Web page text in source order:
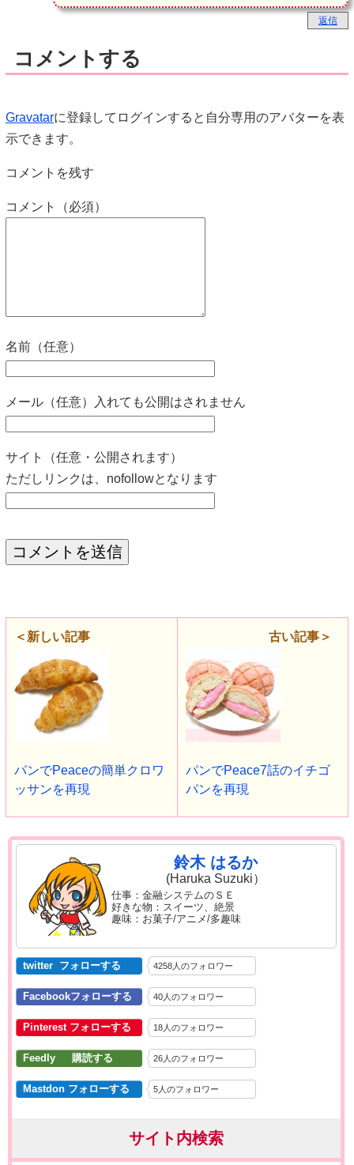
返信
コメントする
Gravatarに登録してログインすると自分専用のアバターを表
示できます。
コメントを残す
コメント（必須）
名前（任意）
メール（任意）入れても公開はされません
サイト（任意・公開されます）
ただしリンクは、nofollowとなります
＜新しい記事
パンでPeaceの簡単クロワ
ッサンを再現
古い記事＞
パンでPeace7話のイチゴ
パンを再現
鈴木 はるか
(Haruka Suzuki）
仕事：金融システムのＳＥ
好きな物：スイーツ、絶景
趣味：お菓子/アニメ/多趣味
twitter フォローする 4258人のフォロワー
Facebookフォローする 40人のフォロワー
Pinterest フォローする 18人のフォロワー
Feedly 購読する 26人のフォロワー
Mastdon フォローする 5人のフォロワー
サイト内検索